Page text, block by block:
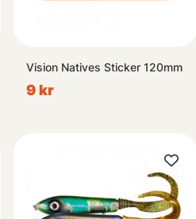
Vision Natives Sticker 120mm
9 kr